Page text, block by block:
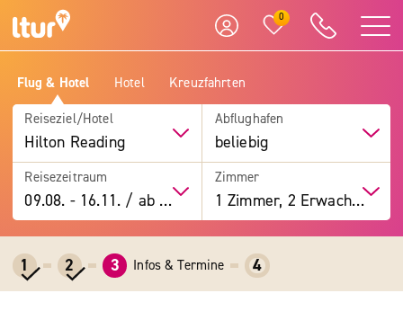
0
Flug & Hotel Hotel Kreuzfahrten
Reiseziel/Hotel
Hilton Reading
Abflughafen
beliebig
Reisezeitraum
09.08. -16.11. / ab 7 Tage
Zimmer
1 Zimmer, 2 Erwachsene
1 2 3 Infos & Termine 4